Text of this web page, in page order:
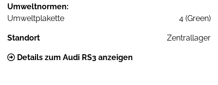
Umweltnormen:
Umweltplakette
4 (Green)
Standort Zentrallager
Details zum Audi RS3 anzeigen